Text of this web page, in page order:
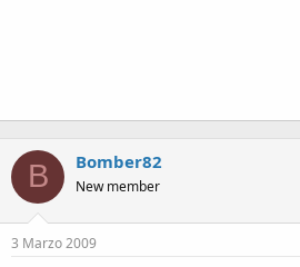
B Bomber82
New member
3 Marzo 2009